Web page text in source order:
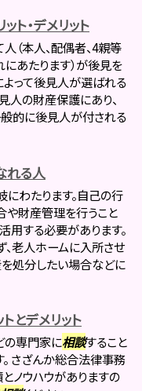
ト・デメリット
（本人、配偶者、4親等
あたります）が後見を
って後見人が選ばれる
人の財産保護にあり、
的に後見人が付される
れる人
わたります。自己の行
や財産管理を行うこと
する必要があります。
老人ホームに入所させ
処分したい場合などに
とデメリット
の専門家に相談すること
さざんか総合法律事務
ノウハウがありますの